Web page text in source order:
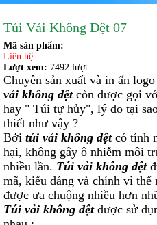
Túi Vải Không Dệt 07
Mã sản phẩm:
Liên hệ
Lượt xem: 7492 lượt
Chuyên sản xuất và in ấn
vải không dệtcòn được gọi
hay " Túi tự hủy", lý do tại
thiết như vậy ?
Bởi túi vải không dệtcó tính
hại, không gây ô nhiễm môi
nhiều lần. Túi vải không dệt
mã, kiểu dáng và chính vì
được ưa chuộng nhiều hơn
Túi vải không dệt được sử